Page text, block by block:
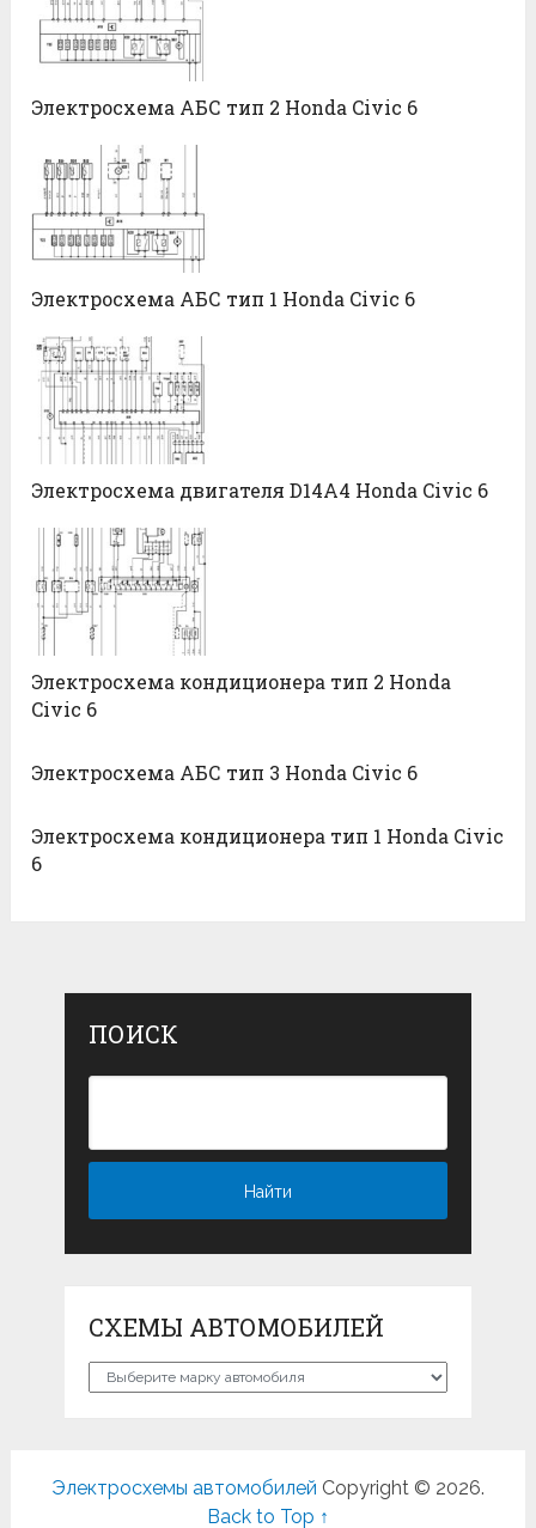
Электросхема АБС тип 2 Honda Civic 6
Электросхема АБС тип 1 Honda Civic 6
Электросхема двигателя D14A4 Honda Civic 6
Электросхема кондиционера тип 2 Honda
Civic 6
Электросхема АБС тип 3 Honda Civic 6
Электросхема кондиционера тип 1 Honda Civic
6
ПОИСК
СХЕМЫ АВТОМОБИЛЕЙ
Схемы
Электросхемы автомобилей Copyright © 2026.
Back to Top ↑